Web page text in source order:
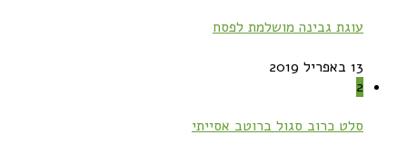
עוגת גבינה מושלמת לפסח
13 באפריל 2019
2
סלט כרוב סגול ברוטב אסייתי